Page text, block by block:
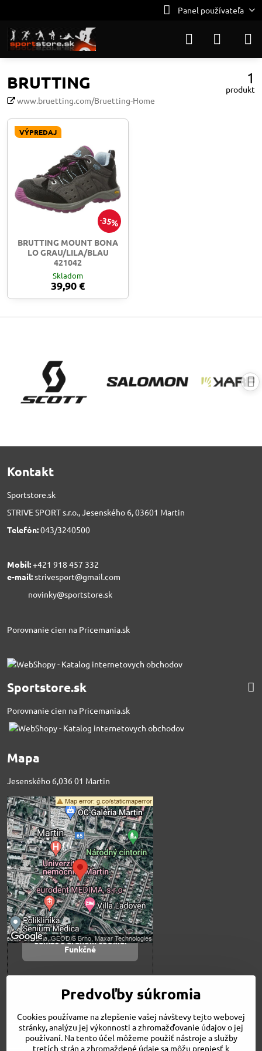
Panel používateľa
BRUTTING
www.bruetting.com/Bruetting-Home
1
produkt
35%
VÝPREDAJ
BRUTTING MOUNT BONA
LO GRAU/LILA/BLAU
421042
Skladom
39,90 €
Kontakt
Sportstore.sk
STRIVE SPORT s.r.o., Jesenského 6, 03601 Martin
Telefón:043/3240500
Mobil:+421 918 457 332
e-mail:strivesport@gmail.com
novinky@sportstore.sk
Porovnanie cien na Pricemania.sk
Sportstore.sk
Porovnanie cien na Pricemania.sk
Mapa
Jesenského 6,036 01 Martin
Externý obsah je
blokovaný Voľbami
súkromia
Prajete si načítať externý obsah?
Povoliť tentokrát
Povoliť a zapamätať -
súhlas s druhom cookie:
Funkčné
Otvoriť obsah v novom okne
Novinky
Niečo o nás
Naša ponuka
Predvoľby súkromia
Cookies používame na zlepšenie vašej návštevy tejto webovej
stránky, analýzu jej výkonnosti a zhromažďovanie údajov o jej
používaní. Na tento účel môžeme použiť nástroje a služby
tretích strán a zhromaždené údaje sa môžu preniesť k